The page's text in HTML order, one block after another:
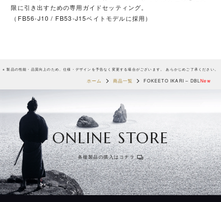
限に引き出すための専用ガイドセッティング。
（FB56-J10 / FB53-J15ベイトモデルに採用）
※ 製品の性能・品質向上のため、仕様・デザインを予告なく変更する場合がございます。 あらかじめご了承ください。
ホーム 商品一覧 FOKEETO IKARI – DBLNew
ONLINE STORE
各種製品の購入はコチラ